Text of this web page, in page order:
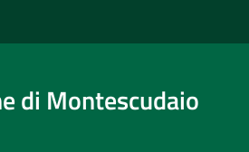
di Montescudaio